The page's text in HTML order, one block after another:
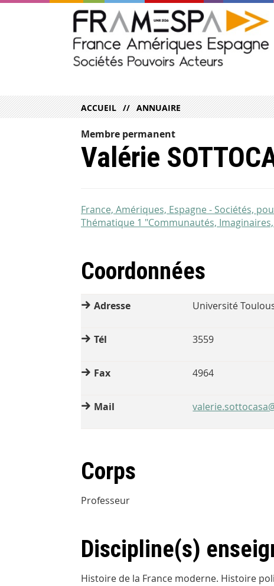
ACCUEIL ANNUAIRE
Membre permanent
Valérie
France, Amériques, Espagne - Sociétés,
Thématique 1 "Communautés,
Coordonnées
Adresse Université
Tél 3559
Fax 4964
Mail
Corps
Professeur
Discipline(s)
Histoire de la France moderne. Histoire